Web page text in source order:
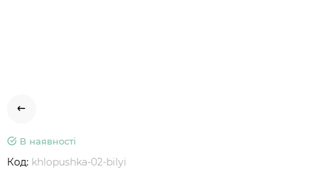
В наявності
Код: khlopushka-02-bilyi